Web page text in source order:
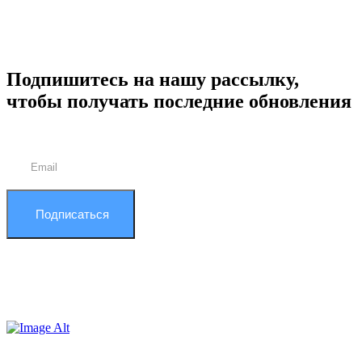
Подпишитесь на нашу рассылку,
чтобы получать последние обновления
Подписаться